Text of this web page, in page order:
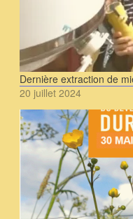
Dernière extraction de
20 juillet 2024